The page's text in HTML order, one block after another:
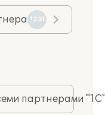
1251
партнерами